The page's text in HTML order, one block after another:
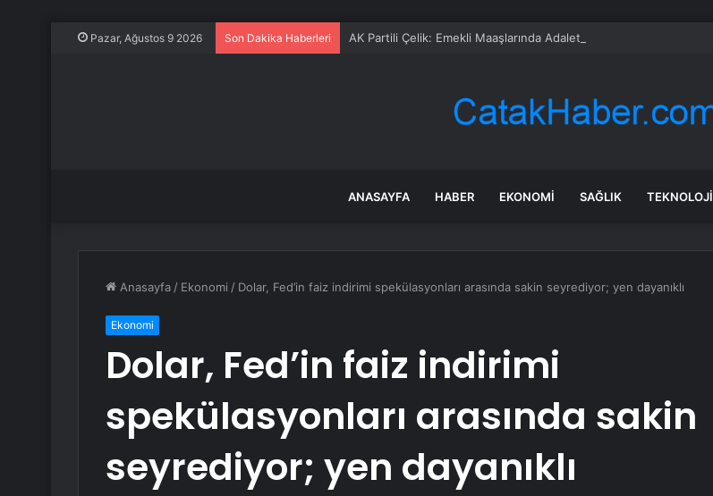
Pazar, Ağustos 9 2026 Son Dakika Haberleri AK Partili Çelik: Emekli Maaşlarında Adaletsizlik Var, İntibak Zorunlu
ANASAYFA HABER EKONOMI SAĞLIK TEKNOLOJI
Anasayfa / Ekonomi / Dolar, Fed’in faiz indirimi spekülasyonları arasında sakin seyrediyor; yen dayanıklı
Ekonomi
Dolar, Fed’in faiz indirimi
spekülasyonları arasında sakin
seyrediyor; yen dayanıklı